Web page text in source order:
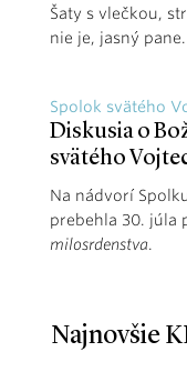
Šaty s vlečkou,
nie je, jasný
Spolok svätého
Diskusia o
svätého
Na nádvorí
prebehla 30. júla
milosrdenstva.
Najnovšie